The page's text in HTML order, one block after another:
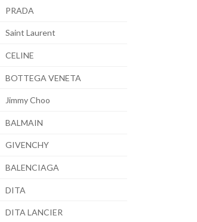
PRADA
Saint Laurent
CELINE
BOTTEGA VENETA
Jimmy Choo
BALMAIN
GIVENCHY
BALENCIAGA
DITA
DITA LANCIER